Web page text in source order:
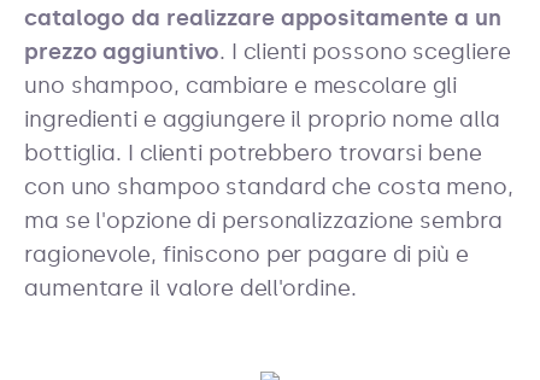
catalogo da realizzare appositamente a un
prezzo aggiuntivo. I clienti possono scegliere
uno shampoo, cambiare e mescolare gli
ingredienti e aggiungere il proprio nome alla
bottiglia. I clienti potrebbero trovarsi bene
con uno shampoo standard che costa meno,
ma se l'opzione di personalizzazione sembra
ragionevole, finiscono per pagare di più e
aumentare il valore dell'ordine.